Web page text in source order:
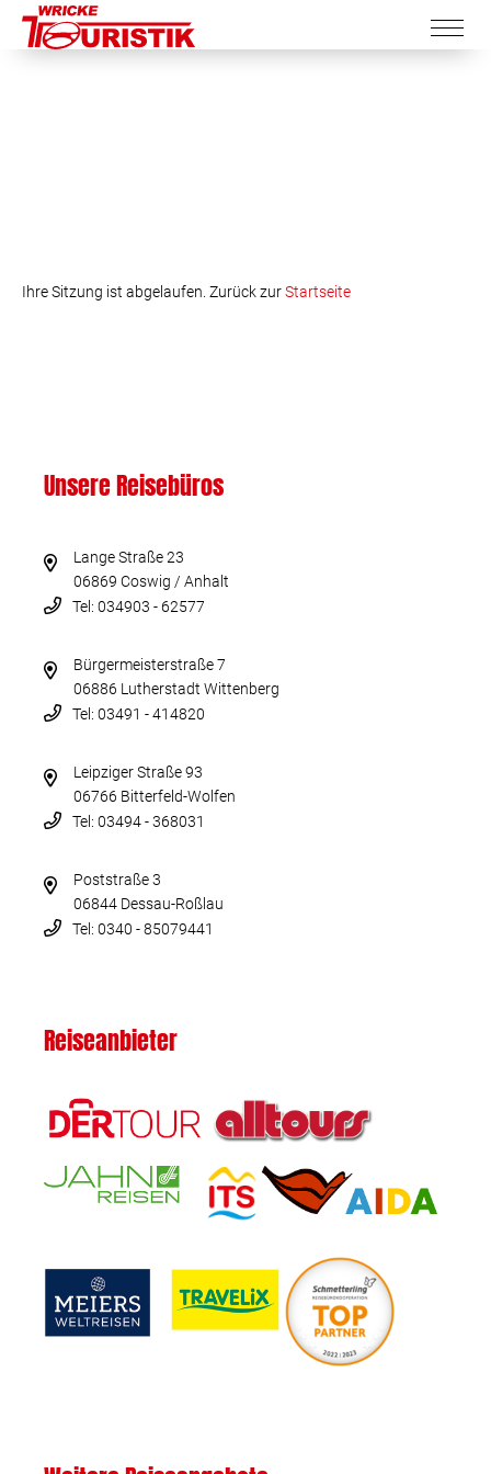
Ihre Sitzung ist abgelaufen. Zurück zurStartseite
Unsere Reisebüros
Lange Straße 23
06869 Coswig / Anhalt
Tel: 034903 - 62577
Bürgermeisterstraße 7
06886 Lutherstadt Wittenberg
Tel: 03491 - 414820
Leipziger Straße 93
06766 Bitterfeld-Wolfen
Tel: 03494 - 368031
Poststraße 3
06844 Dessau-Roßlau
Tel: 0340 - 85079441
Reiseanbieter